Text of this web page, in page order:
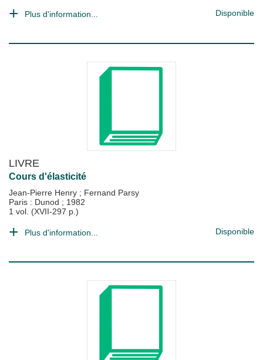
Plus d'information... Disponible
LIVRE
Cours d'élasticité
Jean-Pierre Henry ; Fernand Parsy
Paris : Dunod ; 1982
1 vol. (XVII-297 p.)
Plus d'information... Disponible